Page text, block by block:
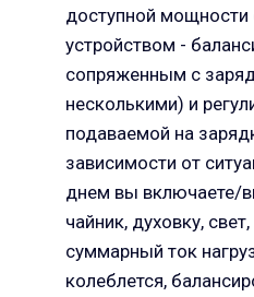
доступной
устройством -
сопряженным с
несколькими) и
подаваемой на
зависимости от
днем вы включаете/
чайник, духовку,
суммарный ток
колеблется,